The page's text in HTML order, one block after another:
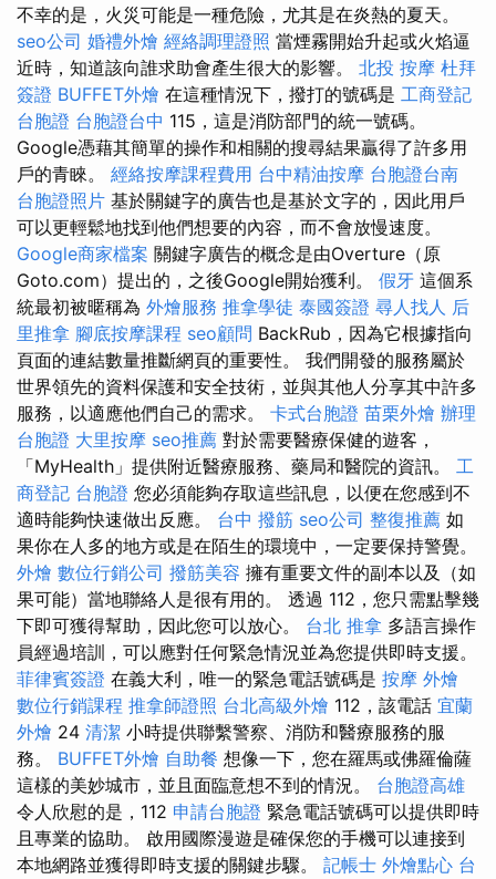
不幸的是，火災可能是一種危險，尤其是在炎熱的夏天。
seo公司 婚禮外燴 經絡調理證照 當煙霧開始升起或火焰逼
近時，知道該向誰求助會產生很大的影響。 北投 按摩 杜拜
簽證 BUFFET外燴 在這種情況下，撥打的號碼是 工商登記
台胞證 台胞證台中 115，這是消防部門的統一號碼。
Google憑藉其簡單的操作和相關的搜尋結果贏得了許多用
戶的青睞。 經絡按摩課程費用 台中精油按摩 台胞證台南
台胞證照片 基於關鍵字的廣告也是基於文字的，因此用戶
可以更輕鬆地找到他們想要的內容，而不會放慢速度。
Google商家檔案 關鍵字廣告的概念是由Overture（原
Goto.com）提出的，之後Google開始獲利。 假牙 這個系
統最初被暱稱為 外燴服務 推拿學徒 泰國簽證 尋人找人 后
里推拿 腳底按摩課程 seo顧問 BackRub，因為它根據指向
頁面的連結數量推斷網頁的重要性。 我們開發的服務屬於
世界領先的資料保護和安全技術，並與其他人分享其中許多
服務，以適應他們自己的需求。 卡式台胞證 苗栗外燴 辦理
台胞證 大里按摩 seo推薦 對於需要醫療保健的遊客，
「MyHealth」提供附近醫療服務、藥局和醫院的資訊。 工
商登記 台胞證 您必須能夠存取這些訊息，以便在您感到不
適時能夠快速做出反應。 台中 撥筋 seo公司 整復推薦 如
果你在人多的地方或是在陌生的環境中，一定要保持警覺。
外燴 數位行銷公司 撥筋美容 擁有重要文件的副本以及（如
果可能）當地聯絡人是很有用的。 透過 112，您只需點擊幾
下即可獲得幫助，因此您可以放心。 台北 推拿 多語言操作
員經過培訓，可以應對任何緊急情況並為您提供即時支援。
菲律賓簽證 在義大利，唯一的緊急電話號碼是 按摩 外燴
數位行銷課程 推拿師證照 台北高級外燴 112，該電話 宜蘭
外燴 24 清潔 小時提供聯繫警察、消防和醫療服務的服
務。 BUFFET外燴 自助餐 想像一下，您在羅馬或佛羅倫薩
這樣的美妙城市，並且面臨意想不到的情況。 台胞證高雄
令人欣慰的是，112 申請台胞證 緊急電話號碼可以提供即時
且專業的協助。 啟用國際漫遊是確保您的手機可以連接到
本地網路並獲得即時支援的關鍵步驟。 記帳士 外燴點心 台